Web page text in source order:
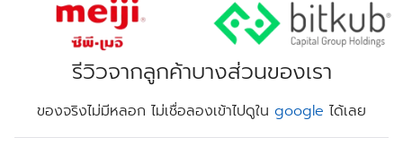
รีวิวจากลูกค้าบางส่วนของเรา
ของจริงไม่มีหลอก ไม่เชื่อลองเข้าไปดูใน google ได้เลย